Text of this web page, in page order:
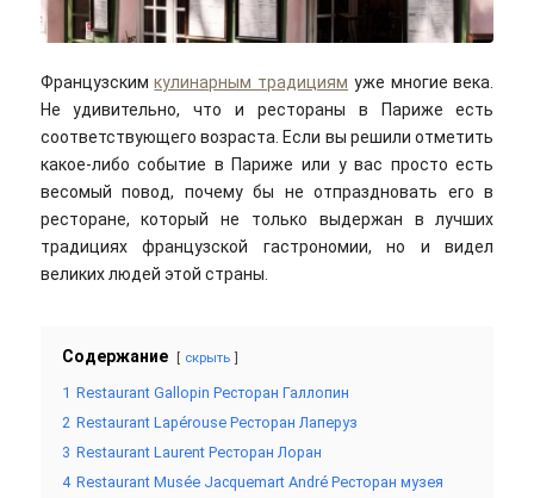
Французскимкулинарным традициям уже многие века.
Не удивительно, что и рестораны в Париже есть
соответствующего возраста. Если вы решили отметить
какое-либо событие в Париже или у вас просто есть
весомый повод, почему бы не отпраздновать его в
ресторане, который не только выдержан в лучших
традициях французской гастрономии, но и видел
великих людей этой страны.
Содержание скрыть
1 Restaurant Gallopin Ресторан Галлопин
2 Restaurant Lapérouse Ресторан Лаперуз
3 Restaurant Laurent Ресторан Лоран
4 Restaurant Musée Jacquemart André Ресторан музея